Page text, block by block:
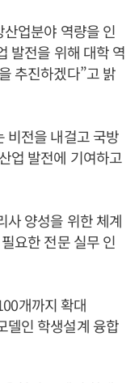
업분야 역량을 인
발전을 위해 대학 역
추진하겠다”고 밝
비전을 내걸고 국방
업 발전에 기여하고
사 양성을 위한 체계
요한 전문 실무 인
개까지 확대
델인 학생설계 융합